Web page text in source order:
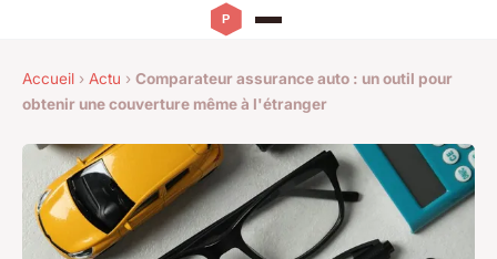
Accueil › Actu › Comparateur assurance auto : un outil pour
obtenir une couverture même à l'étranger